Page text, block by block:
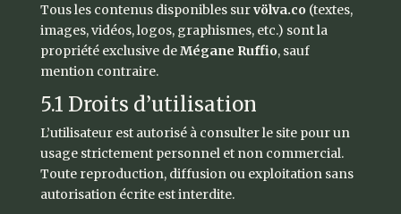
Tous les contenus disponibles survölva.co (textes,
images, vidéos, logos, graphismes, etc.) sont la
propriété exclusive deMégane Ruffio, sauf
mention contraire.
5.1 Droits d’utilisation
L’utilisateur est autorisé à consulter le site pour un
usage strictement personnel et non commercial.
Toute reproduction, diffusion ou exploitation sans
autorisation écrite est interdite.